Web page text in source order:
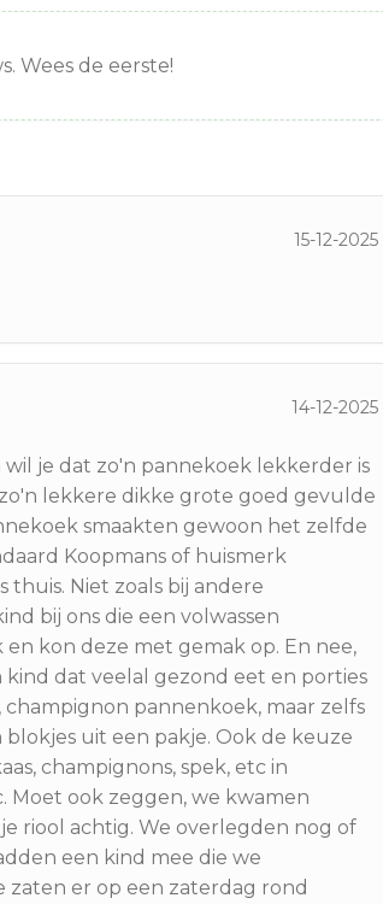
Wees de eerste!
15-12-2025
14-12-2025
je dat zo'n pannekoek lekkerder is
lekkere dikke grote goed gevulde
smaakten gewoon het zelfde
Koopmans of huismerk
Niet zoals bij andere
bij ons die een volwassen
kon deze met gemak op. En nee,
kind dat veelal gezond eet en porties
champignon pannenkoek, maar zelfs
uit een pakje. Ook de keuze
champignons, spek, etc in
Moet ook zeggen, we kwamen
riool achtig. We overlegden nog of
een kind mee die we
zaten er op een zaterdag rond